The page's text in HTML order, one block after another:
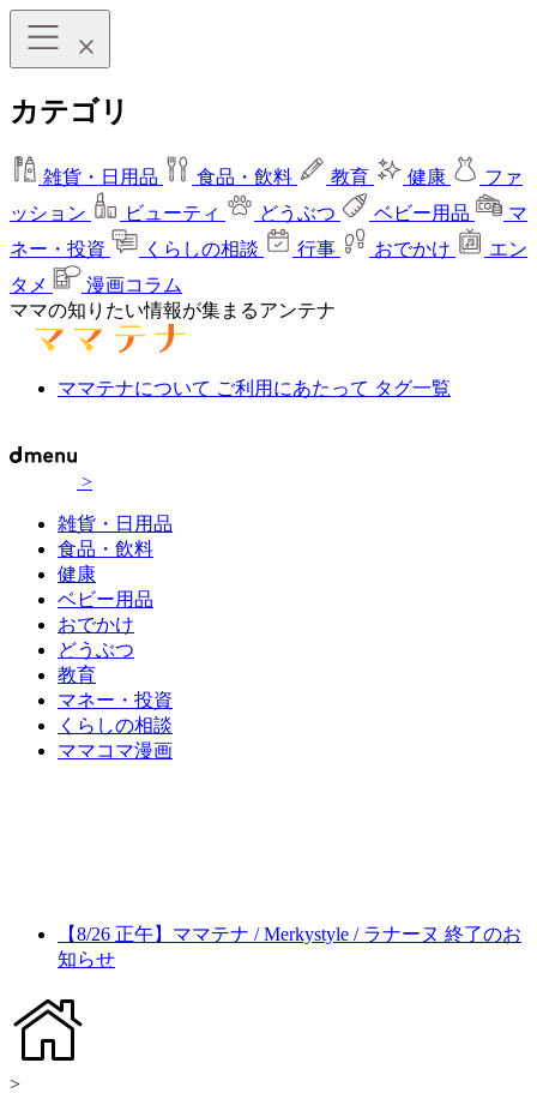
カテゴリ
雑貨・日用品 食品・飲料 教育 健康
ファ
ッション
ビューティ どうぶつ ベビー用品
マ
ネー・投資
くらしの相談 行事 おでかけ
エン
タメ
漫画コラム
ママの知りたい情報が集まるアンテナ
ママテナについて ご利用にあたって タグ一覧
>
雑貨・日用品
食品・飲料
健康
ベビー用品
おでかけ
どうぶつ
教育
マネー・投資
くらしの相談
ママコマ漫画
【8/26 正午】ママテナ / Merkystyle / ラナーヌ 終了のお
知らせ
>